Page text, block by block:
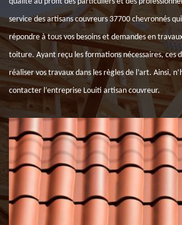
service des artisans couvreurs 37700 chevronnés
répondre à tous vos besoins et demandes en
toiture. Ayant reçu les formations nécessaires, ces
réaliser vos travaux dans les règles de l’art. Ainsi,
contacter l’entreprise Louiti artisan couvreur.